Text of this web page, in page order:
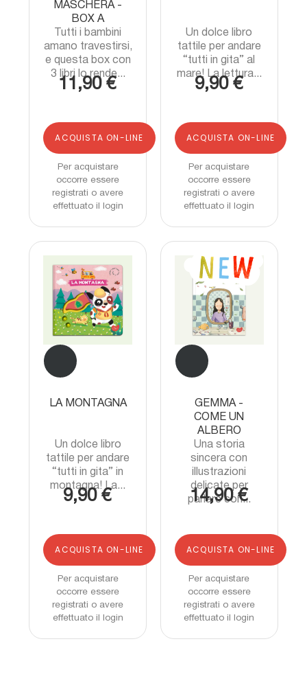
MASCHERA -
BOX A
Tutti i bambini
amano travestirsi,
e questa box con
3 libri lo rende...
11,90 €
ACQUISTA ON-LINE
Per acquistare
occorre essere
registrati o avere
effettuato il login
Un dolce libro
tattile per andare
“tutti in gita” al
mare! La lettura...
9,90 €
ACQUISTA ON-LINE
Per acquistare
occorre essere
registrati o avere
effettuato il login
LA MONTAGNA
Un dolce libro
tattile per andare
“tutti in gita” in
montagna! La...
9,90 €
ACQUISTA ON-LINE
Per acquistare
occorre essere
registrati o avere
effettuato il login
GEMMA -
COME UN
ALBERO
Una storia
sincera con
illustrazioni
delicate per
parlare con...
14,90 €
ACQUISTA ON-LINE
Per acquistare
occorre essere
registrati o avere
effettuato il login